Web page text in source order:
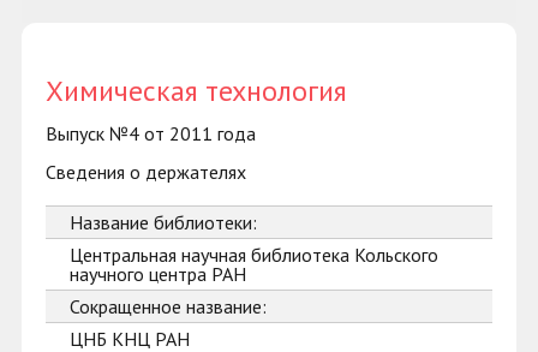
Химическая технология
Выпуск №4 от 2011 года
Сведения о держателях
Название библиотеки:
Центральная научная библиотека Кольского
научного центра РАН
Сокращенное название:
ЦНБ КНЦ РАН